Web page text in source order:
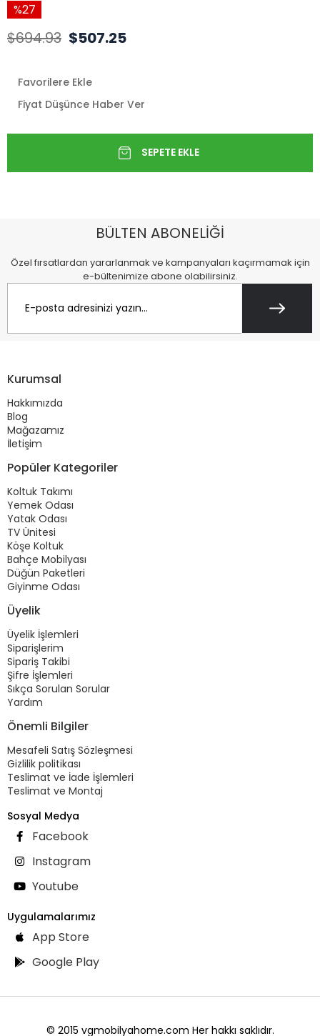
27
$694.93 $507.25
Favorilere Ekle
Fiyat Düşünce Haber Ver
BÜLTEN ABONELİĞİ
Özel fırsatlardan yararlanmak ve kampanyaları kaçırmamak için
e-bültenimize abone olabilirsiniz.
Kurumsal
Hakkımızda
Blog
Mağazamız
İletişim
Popüler Kategoriler
Koltuk Takımı
Yemek Odası
Yatak Odası
TV Ünitesi
Köşe Koltuk
Bahçe Mobilyası
Düğün Paketleri
Giyinme Odası
Üyelik
Üyelik İşlemleri
Siparişlerim
Sipariş Takibi
Şifre İşlemleri
Sıkça Sorulan Sorular
Yardım
Önemli Bilgiler
Mesafeli Satış Sözleşmesi
Gizlilik politikası
Teslimat ve İade İşlemleri
Teslimat ve Montaj
Sosyal Medya
Facebook
Instagram
Youtube
Uygulamalarımız
App Store
Google Play
© 2015 vgmobilyahome.com Her hakkı saklıdır.